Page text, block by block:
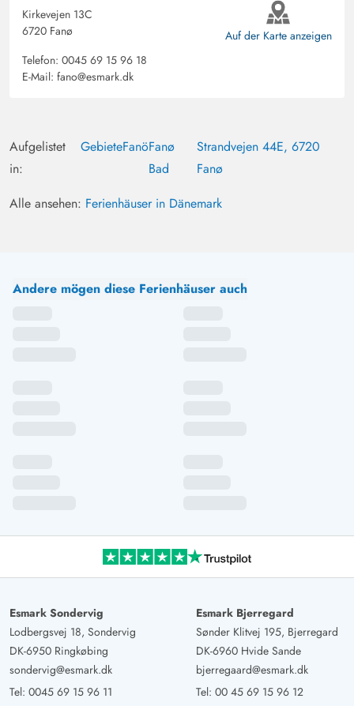
Kirkevejen 13C
6720 Fanø
Telefon: 0045 69 15 96 18
E-Mail: fano@esmark.dk
Auf der Karte anzeigen
Aufgelistet
in:
GebieteFanöFanø
Bad
Strandvejen 44E, 6720
Fanø
Alle ansehen: Ferienhäuser in Dänemark
Andere mögen diese Ferienhäuser auch
Esmark Sondervig
Lodbergsvej 18, Sondervig
DK-6950 Ringkøbing
sondervig@esmark.dk
Tel: 0045 69 15 96 11
Esmark Bjerregard
Sønder Klitvej 195, Bjerregard
DK-6960 Hvide Sande
bjerregaard@esmark.dk
Tel: 00 45 69 15 96 12